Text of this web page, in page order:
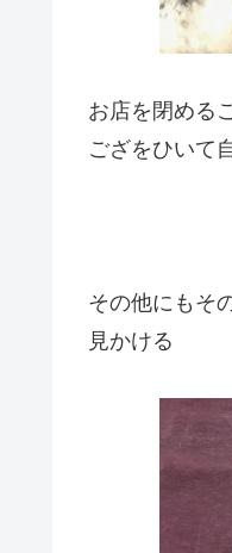
お店を閉める
ござをひいて
その他にもそ
見かける